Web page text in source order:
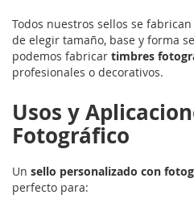
Todos nuestros sellos se fabrican
de elegir tamaño, base y forma
podemos fabricar timbres
profesionales o decorativos.
Usos y
Fotográfico
Un sello personalizado con
perfecto para: